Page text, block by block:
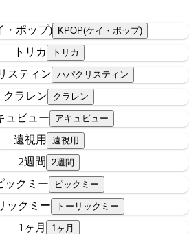
・ポップ)
トリカ
スティン
クラレン
ュビュー
遠視用
2週間
ックミー
ックミー
1ヶ月